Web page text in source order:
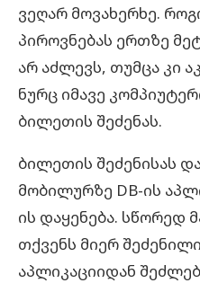
ვეღარ მოვახერხე.
პიროვნებას ერთზე
არ აძლევს, თუმცა კი
ნურც იმავე
ბილეთის შეძენას.
ბილეთის შეძენისას
მობილურზე DB-ის
ის დაყენება. სწორედ
თქვენს მიერ
აპლიკაციიდან